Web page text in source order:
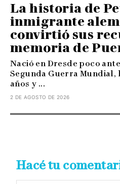
La historia de
inmigrante
convirtió sus
memoria de
Nació en Dresde poco
Segunda Guerra Mundial,
años y ...
2 DE AGOSTO DE 2026
Hacé tu